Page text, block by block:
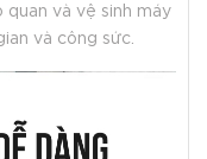
và vệ sinh máy
và công sức.